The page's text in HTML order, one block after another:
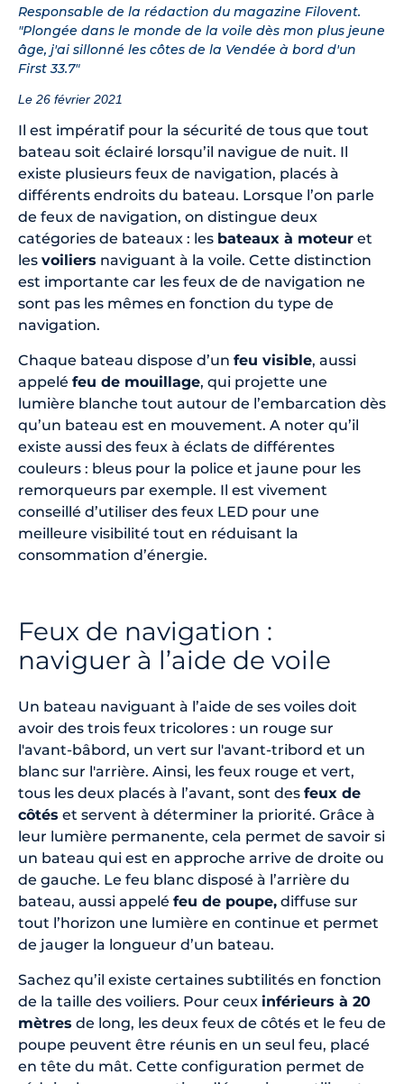
Responsable de la rédaction du magazine Filovent.
"Plongée dans le monde de la voile dès mon plus jeune
âge, j'ai sillonné les côtes de la Vendée à bord d'un
First 33.7"
Le 26 février 2021
Il est impératif pour la sécurité de tous que tout
bateau soit éclairé lorsqu’il navigue de nuit. Il
existe plusieurs feux de navigation, placés à
différents endroits du bateau. Lorsque l’on parle
de feux de navigation, on distingue deux
catégories de bateaux : les bateaux à moteur et
les voiliers naviguant à la voile. Cette distinction
est importante car les feux de de navigation ne
sont pas les mêmes en fonction du type de
navigation.
Chaque bateau dispose d’un feu visible, aussi
appelé feu de mouillage, qui projette une
lumière blanche tout autour de l’embarcation dès
qu’un bateau est en mouvement. A noter qu’il
existe aussi des feux à éclats de différentes
couleurs : bleus pour la police et jaune pour les
remorqueurs par exemple. Il est vivement
conseillé d’utiliser des feux LED pour une
meilleure visibilité tout en réduisant la
consommation d’énergie.
Feux de navigation :
naviguer à l’aide de voile
Un bateau naviguant à l’aide de ses voiles doit
avoir des trois feux tricolores : un rouge sur
l'avant-bâbord, un vert sur l'avant-tribord et un
blanc sur l'arrière. Ainsi, les feux rouge et vert,
tous les deux placés à l’avant, sont des feux de
côtés et servent à déterminer la priorité. Grâce à
leur lumière permanente, cela permet de savoir si
un bateau qui est en approche arrive de droite ou
de gauche. Le feu blanc disposé à l’arrière du
bateau, aussi appelé feu de poupe, diffuse sur
tout l’horizon une lumière en continue et permet
de jauger la longueur d’un bateau.
Sachez qu’il existe certaines subtilités en fonction
de la taille des voiliers. Pour ceux inférieurs à 20
mètres de long, les deux feux de côtés et le feu de
poupe peuvent être réunis en un seul feu, placé
en tête du mât. Cette configuration permet de